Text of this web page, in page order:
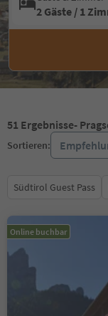
2 Gäste / 1
51 Ergebnisse-
Sortieren:
Südtirol Guest Pass
Online buchbar